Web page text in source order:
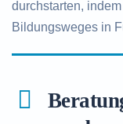
durchstarten,
Bildungsweges in